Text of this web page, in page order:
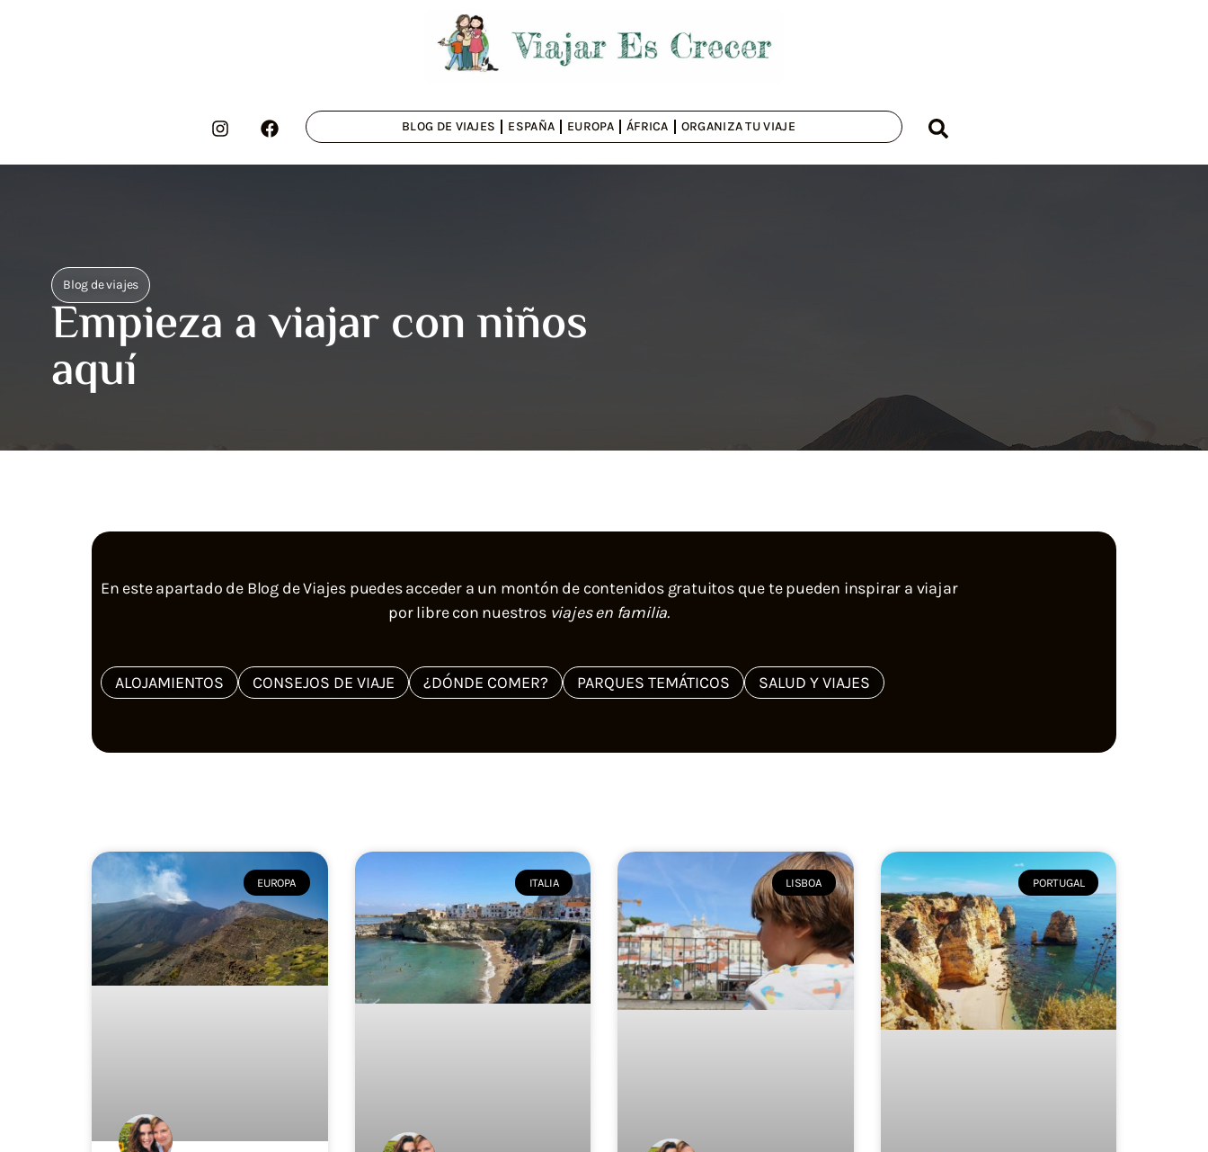
BLOG DE VIAJES ESPAÑA EUROPA ÁFRICA ORGANIZA TU VIAJE
Blog de viajes
Empieza a viajar con niños
aquí​
En este apartado de Blog de Viajes puedes acceder a un montón de contenidos gratuitos que te pueden inspirar a viajar
por libre con nuestrosviajes en familia.
ALOJAMIENTOS CONSEJOS DE VIAJE ¿DÓNDE COMER? PARQUES TEMÁTICOS SALUD Y VIAJES
EUROPA ITALIA LISBOA PORTUGAL